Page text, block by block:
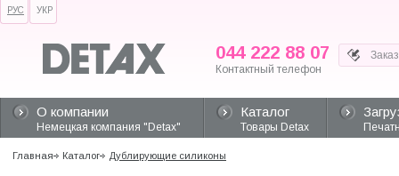
РУС УКР
044 222 88 07
Контактный телефон
О компании
Немецкая компания "Detax"
Каталог
Товары Detax
Главная Каталог Дублирующие силиконы